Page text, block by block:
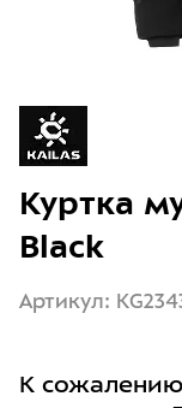
Куртка
Black
Артикул:
К